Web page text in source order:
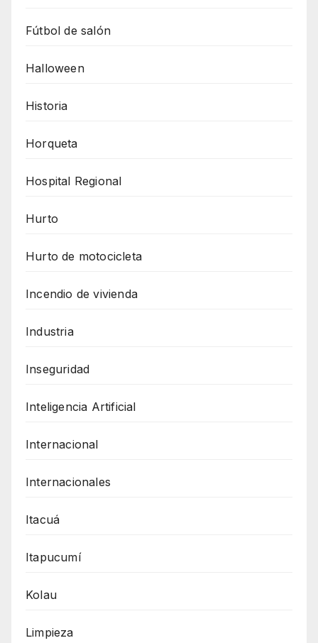
Fútbol de salón
Halloween
Historia
Horqueta
Hospital Regional
Hurto
Hurto de motocicleta
Incendio de vivienda
Industria
Inseguridad
Inteligencia Artificial
Internacional
Internacionales
Itacuá
Itapucumí
Kolau
Limpieza